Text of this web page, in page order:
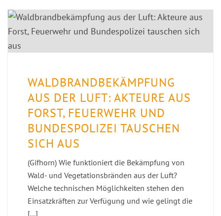
WALDBRANDBEKÄMPFUNG
AUS DER LUFT: AKTEURE AUS
FORST, FEUERWEHR UND
BUNDESPOLIZEI TAUSCHEN
SICH AUS
(Gifhorn) Wie funktioniert die Bekämpfung von
Wald- und Vegetationsbränden aus der Luft?
Welche technischen Möglichkeiten stehen den
Einsatzkräften zur Verfügung und wie gelingt die
[...]